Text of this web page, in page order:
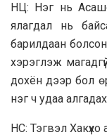
НЦ: Нэг нь
ялагдал нь
барилдаан
хэрэглэж
дохён дээр бол
нэг ч удаа
НС: Тэгвэл